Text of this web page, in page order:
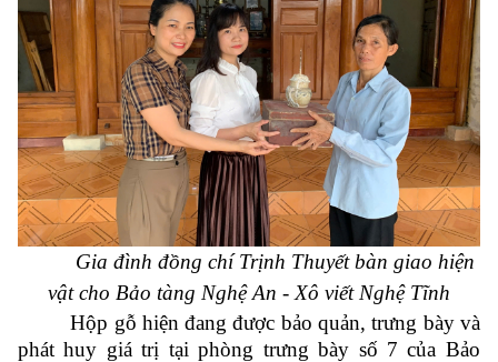
Gia đình đồng chí Trịnh Thuyết bàn giao hiện
vật cho Bảo tàng Nghệ An - Xô viết Nghệ Tĩnh
Hộp gỗ hiện đang được bảo quản, trưng bày và
phát huy giá trị tại phòng trưng bày số 7 của Bảo